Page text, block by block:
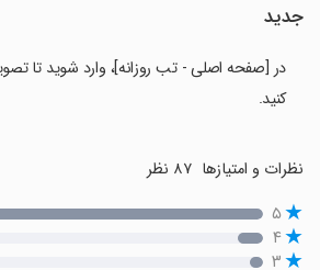
جدید
در [صفحه اصلی - تب روزانه]، وارد شوید تا
کنید.
نظرات و امتیازها
۵
۴
۳